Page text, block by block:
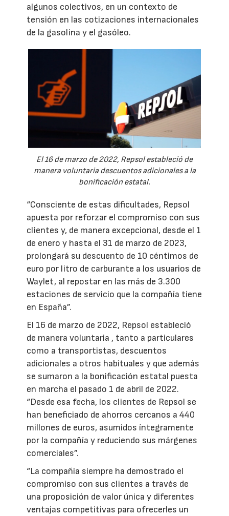
algunos colectivos, en un contexto de
tensión en las cotizaciones internacionales
de la gasolina y el gasóleo.
El 16 de marzo de 2022, Repsol estableció de
manera voluntaria descuentos adicionales a la
bonificación estatal.
“Consciente de estas dificultades, Repsol
apuesta por reforzar el compromiso con sus
clientes y, de manera excepcional, desde el 1
de enero y hasta el 31 de marzo de 2023,
prolongará su descuento de 10 céntimos de
euro por litro de carburante a los usuarios de
Waylet, al repostar en las más de 3.300
estaciones de servicio que la compañía tiene
en España”.
El 16 de marzo de 2022, Repsol estableció
de manera voluntaria , tanto a particulares
como a transportistas, descuentos
adicionales a otros habituales y que además
se sumaron a la bonificación estatal puesta
en marcha el pasado 1 de abril de 2022.
“Desde esa fecha, los clientes de Repsol se
han beneficiado de ahorros cercanos a 440
millones de euros, asumidos íntegramente
por la compañía y reduciendo sus márgenes
comerciales”.
“La compañía siempre ha demostrado el
compromiso con sus clientes a través de
una proposición de valor única y diferentes
ventajas competitivas para ofrecerles un